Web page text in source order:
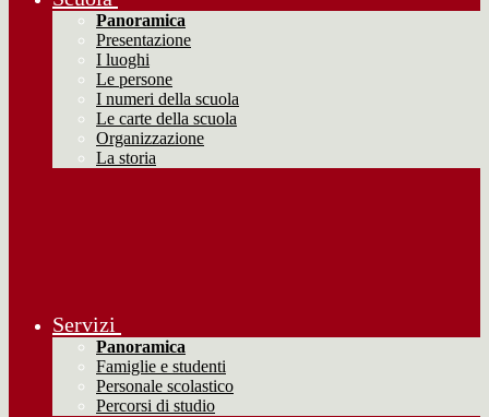
Panoramica
Presentazione
I luoghi
Le persone
I numeri della scuola
Le carte della scuola
Organizzazione
La storia
Servizi
Panoramica
Famiglie e studenti
Personale scolastico
Percorsi di studio